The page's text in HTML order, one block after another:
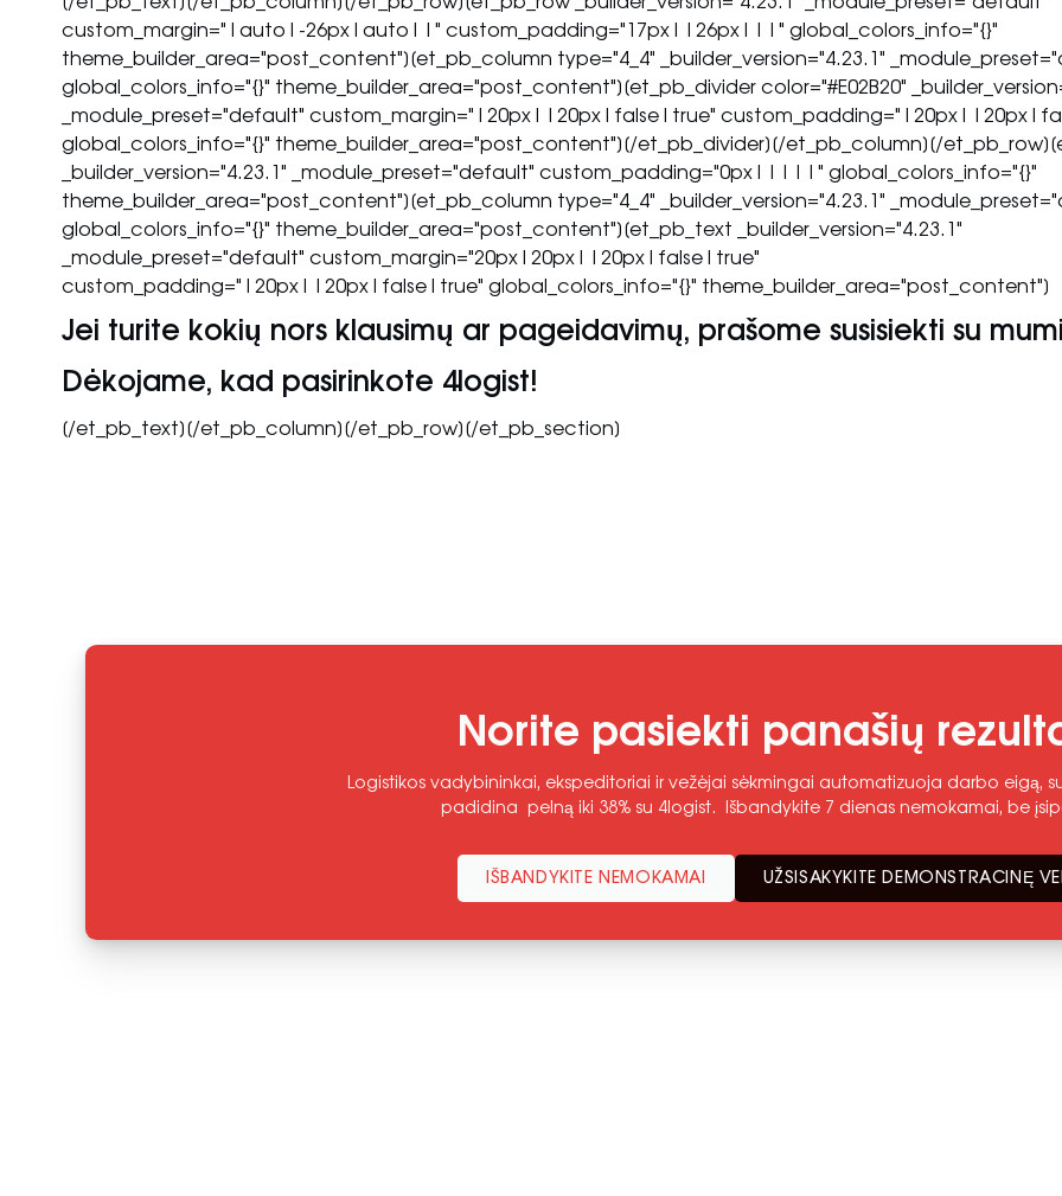
custom_margin="|auto|-26px|auto||" custom_padding="17px||26px|||" global_colors_info="{}"
theme_builder_area="post_content"][et_pb_column type="4_4" _builder_version="4.23.1"
global_colors_info="{}" theme_builder_area="post_content"][et_pb_divider color="#E02B20"
_module_preset="default" custom_margin="|20px||20px|false|true"
global_colors_info="{}" theme_builder_area="post_content"][/et_pb_divider][/et_pb_column][/
_builder_version="4.23.1" _module_preset="default" custom_padding="0px|||||" global_colors_info="{}"
theme_builder_area="post_content"][et_pb_column type="4_4" _builder_version="4.23.1"
global_colors_info="{}" theme_builder_area="post_content"][et_pb_text _builder_version="4.23.1"
_module_preset="default" custom_margin="20px|20px||20px|false|true"
custom_padding="|20px||20px|false|true" global_colors_info="{}" theme_builder_area="post_content"]
Jei turite kokių nors klausimų ar pageidavimų, prašome susisiekti su
Dėkojame, kad pasirinkote 4logist!
[/et_pb_text][/et_pb_column][/et_pb_row][/et_pb_section]
Norite pasiekti panašių
Logistikos vadybininkai, ekspeditoriai ir vežėjai sėkmingai automatizuoja darbo eigą,
padidina pelną iki 38% su 4logist. Išbandykite 7 dienas nemokamai, be
IŠBANDYKITE NEMOKAMAI UŽSISAKYKITE DEMONSTRACINĘ